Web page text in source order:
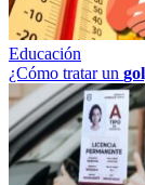
Educación
¿Cómo tratar un